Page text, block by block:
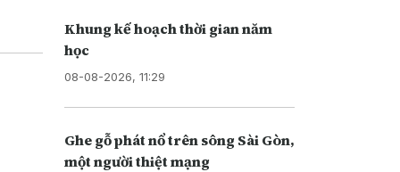
Khung kế hoạch thời gian năm
học
08-08-2026, 11:29
Ghe gỗ phát nổ trên sông Sài Gòn,
một người thiệt mạng